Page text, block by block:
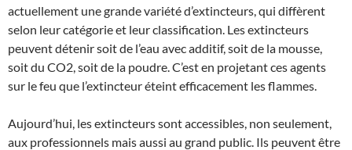
actuellement une grande variété d’extincteurs, qui diffèrent
selon leur catégorie et leur classification. Les extincteurs
peuvent détenir soit de l’eau avec additif, soit de la mousse,
soit du CO2, soit de la poudre. C’est en projetant ces agents
sur le feu que l’extincteur éteint efficacement les flammes.
Aujourd’hui, les extincteurs sont accessibles, non seulement,
aux professionnels mais aussi au grand public. Ils peuvent être